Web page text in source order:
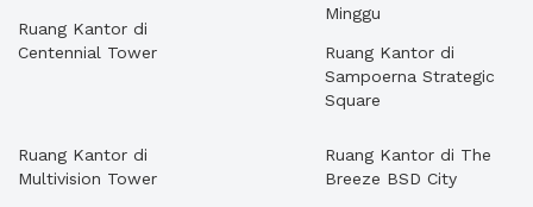
Ruang Kantor di
Centennial Tower
Minggu
Ruang Kantor di
Sampoerna Strategic
Square
Ruang Kantor di
Multivision Tower
Ruang Kantor di The
Breeze BSD City